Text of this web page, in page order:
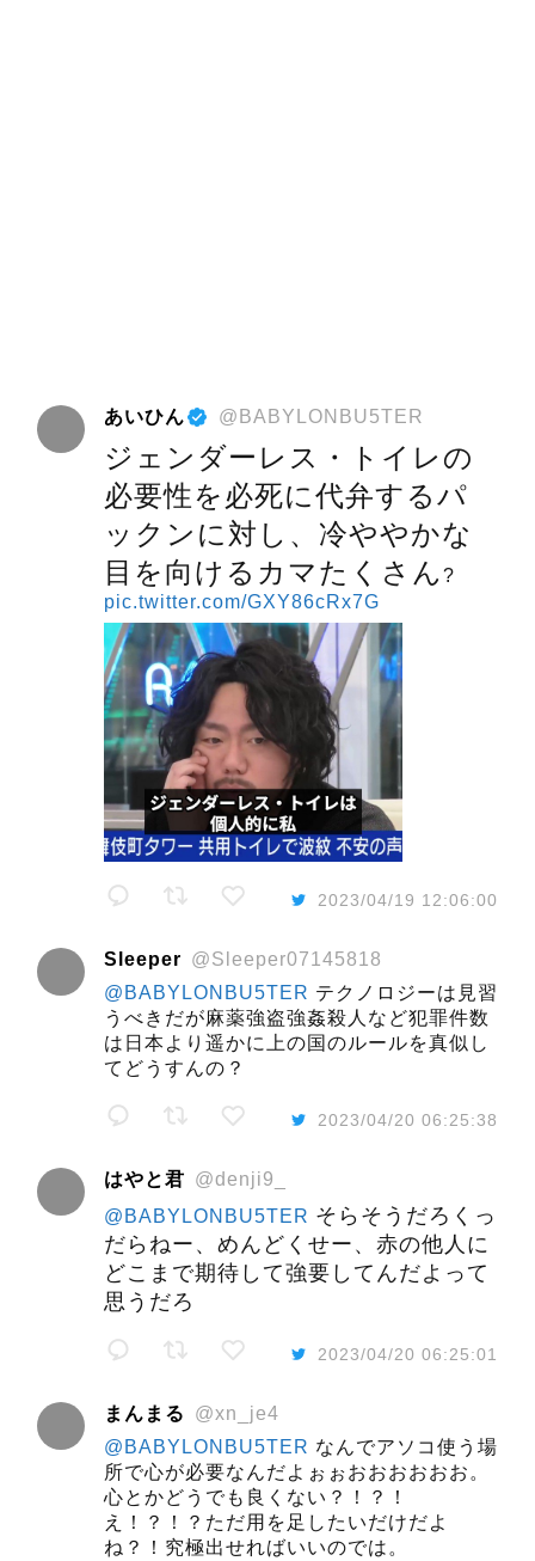
あいひん @BABYLONBU5TER
ジェンダーレス・トイレの
必要性を必死に代弁するパ
ックンに対し、冷ややかな
目を向けるカマたくさん ?
pic.twitter.com/GXY86cRx7G
2023/04/19 12:06:00
Sleeper @Sleeper07145818
@BABYLONBU5TER テクノロジーは見習
うべきだが麻薬強盗強姦殺人など犯罪件数
は日本より遥かに上の国のルールを真似し
てどうすんの？
2023/04/20 06:25:38
はやと君 @denji9_
@BABYLONBU5TER そらそうだろくっ
だらねー、めんどくせー、赤の他人に
どこまで期待して強要してんだよって
思うだろ
2023/04/20 06:25:01
まんまる
@xn_je4
@BABYLONBU5TER なんでアソコ使う場
所で心が必要なんだよぉぉおおおおおお。
心とかどうでも良くない？！？！
え！？！？ただ用を足したいだけだよ
ね？！究極出せればいいのでは。